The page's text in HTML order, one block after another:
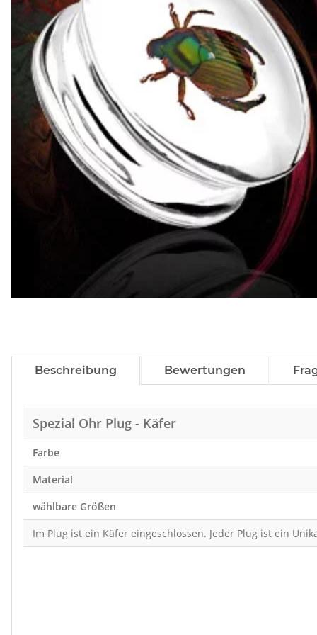
Beschreibung Bewertungen
Spezial Ohr Plug - Käfer
Farbe
Material
wählbare Größen
Im Plug ist ein Käfer eingeschlossen. Jeder Plug ist ein